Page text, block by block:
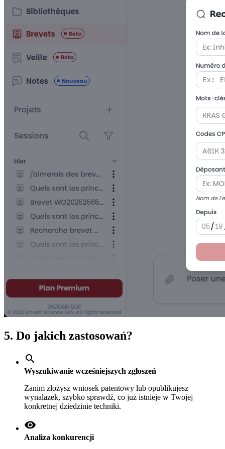
5. Do jakich zastosowań?
search
Wyszukiwanie wcześniejszych zgłoszeń
Zanim złożysz wniosek patentowy lub opublikujesz
wynalazek, szybko sprawdź, co już istnieje w Twojej
konkretnej dziedzinie techniki.
visibility
Analiza konkurencji